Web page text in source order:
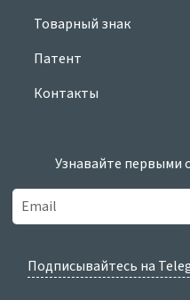
Товарный знак
Патент
Контакты
Узнавайте первыми
Подписывайтесь на